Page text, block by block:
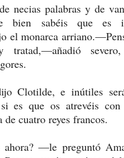
necias palabras y de
bien sabéis que es
el monarca
tratad,—añadió
Clotilde, e inútiles
si es que os atrevéis
cuatro reyes francos.
ahora? —le preguntó